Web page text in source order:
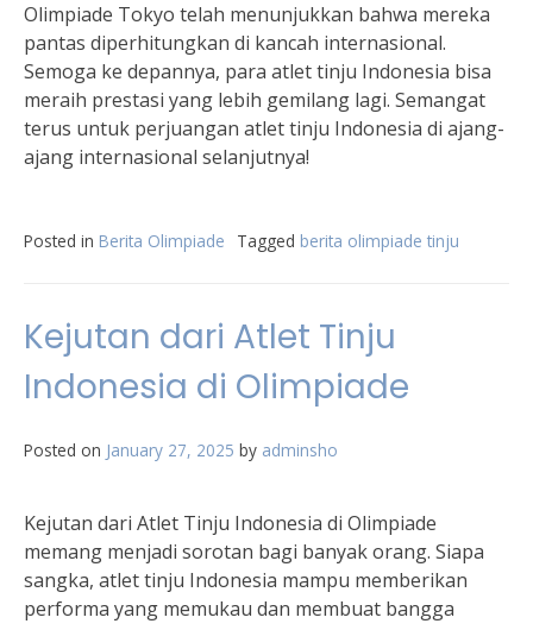
Olimpiade Tokyo telah menunjukkan bahwa mereka
pantas diperhitungkan di kancah internasional.
Semoga ke depannya, para atlet tinju Indonesia bisa
meraih prestasi yang lebih gemilang lagi. Semangat
terus untuk perjuangan atlet tinju Indonesia di ajang-
ajang internasional selanjutnya!
Posted in Berita Olimpiade Tagged berita olimpiade tinju
Kejutan dari Atlet Tinju
Indonesia di Olimpiade
Posted on January 27, 2025 by adminsho
Kejutan dari Atlet Tinju Indonesia di Olimpiade
memang menjadi sorotan bagi banyak orang. Siapa
sangka, atlet tinju Indonesia mampu memberikan
performa yang memukau dan membuat bangga